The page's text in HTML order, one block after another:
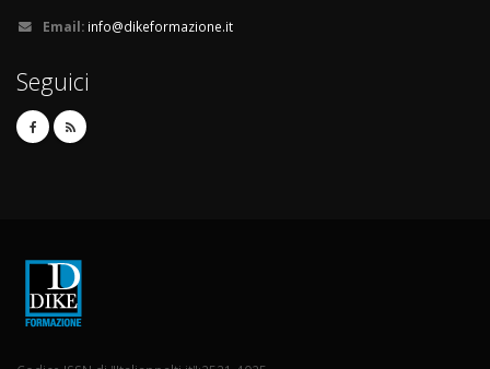
Email: info@dikeformazione.it
Seguici